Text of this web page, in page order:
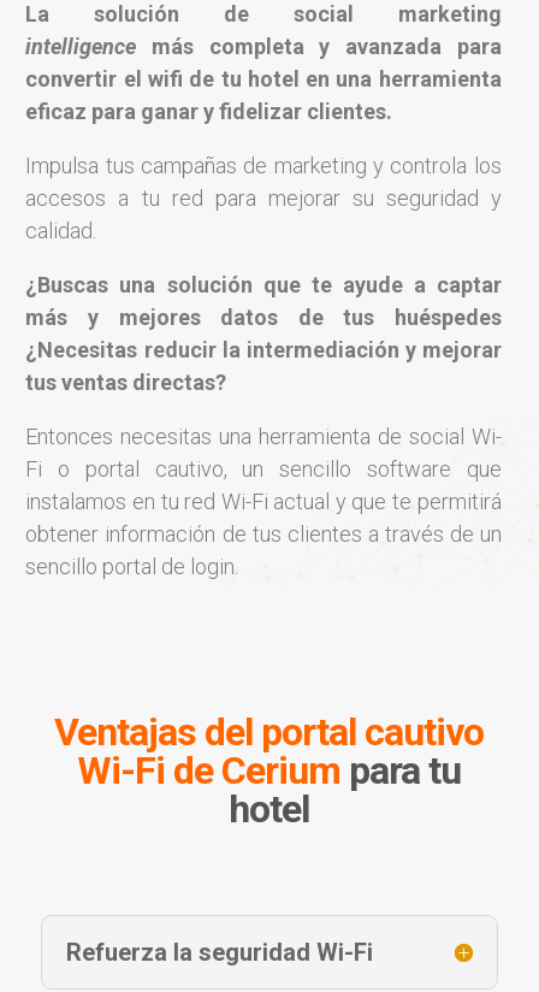
La solución de social marketing
intelligence más completa y avanzada para
convertir el wifi de tu hotel en una herramienta
eficaz para ganar y fidelizar clientes.
Impulsa tus campañas de marketing y controla los
accesos a tu red para mejorar su seguridad y
calidad.
¿Buscas una solución que te ayude a captar
más y mejores datos de tus huéspedes
¿Necesitas reducir la intermediación y mejorar
tus ventas directas?
Entonces necesitas una herramienta de social Wi-
Fi o portal cautivo, un sencillo software que
instalamos en tu red Wi-Fi actual y que te permitirá
obtener información de tus clientes a través de un
sencillo portal de login.
Ventajas del portal cautivo
Wi-Fi de Cerium para tu
hotel
Refuerza la seguridad Wi-Fi